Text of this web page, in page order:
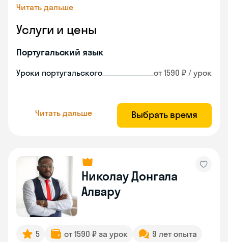
Читать дальше
Услуги и цены
Португальский язык
Уроки португальского от 1590 ₽ / урок
Читать дальше Выбрать время
Николау Донгала
Алвару
5 от 1590 ₽ за урок 9 лет опыта